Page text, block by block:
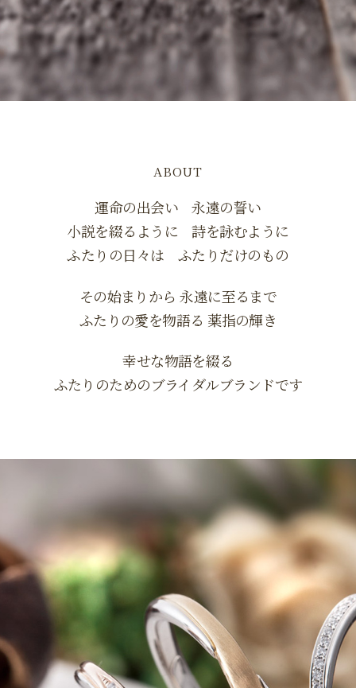
ABOUT
運命の出会い 永遠の誓い
小説を綴るように 詩を詠むように
ふたりの日々は ふたりだけのもの
その始まりから 永遠に至るまで
ふたりの愛を物語る 薬指の輝き
幸せな物語を綴る
ふたりのためのブライダルブランドです